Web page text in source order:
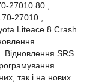
27010 80 ,
27010 ,
Liteace 8 Crash
Відновлення SRS
так і на нових